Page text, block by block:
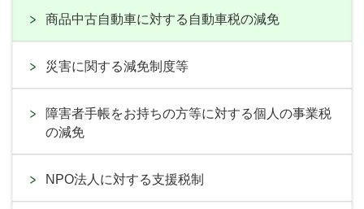
商品中古自動車に対する自動車税の減免
災害に関する減免制度等
障害者手帳をお持ちの方等に対する個人の事業税
の減免
NPO法人に対する支援税制